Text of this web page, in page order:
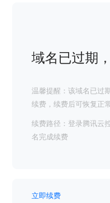
域名已过期
温馨提醒：该域名已过
续费，续费后可恢复正
续费路径：登录腾讯云
名完成续费
立即续费